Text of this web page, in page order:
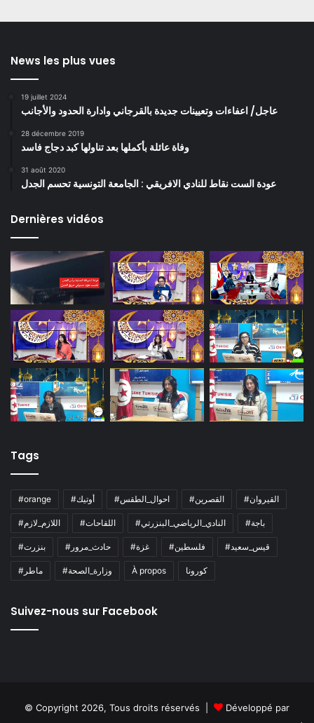
News les plus vues
19 juillet 2024
عاجل/ اعفاءات وتعيينات جديدة بالقرجاني وادارة الحدود والأجانب
28 décembre 2019
وفاة عائلة بأكملها بعد تناولها كبد دجاج فاسد
31 août 2020
عودة الست نقاط للنادي الافريقي : الجامعة التونسية تحسم الجدل
Dernières vidéos
Tags
#orange #أوتيك #احوال_الطقس #القصرين #القيروان
#اللازم_لازم #اللقاحات #النادي_الرياضي_البنزرتي #باجة
#بنزرت #حادث_مرور #غزة #فلسطين #قيس_سعيد
#ماطر #وزارة_الصحة À propos كورونا
Suivez-nous sur Facebook
© Copyright 2026, Tous droits réservés | Développé par